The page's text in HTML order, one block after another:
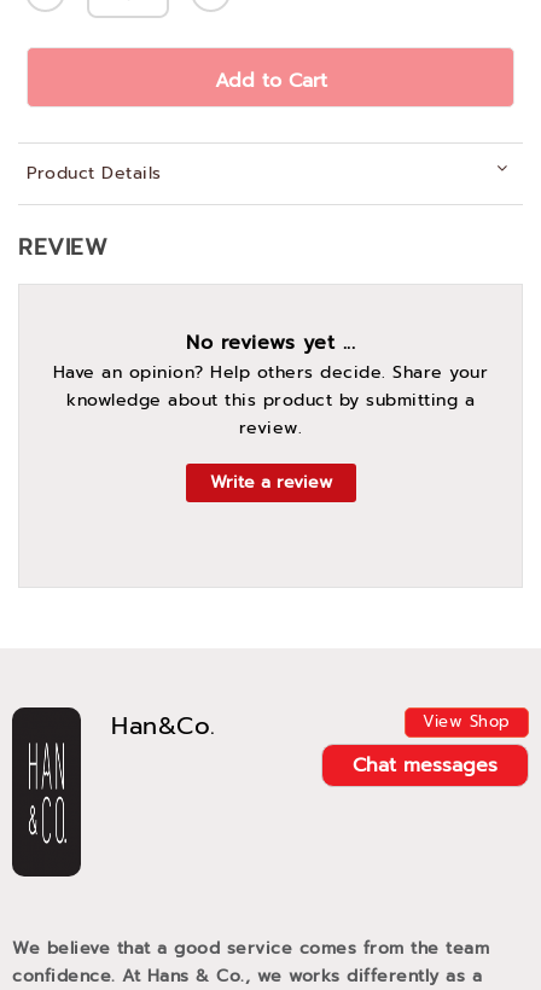
Add to Cart
Product Details
Han&Co. View Shop
Chat messages
We believe that a good service comes from the team
confidence. At Hans & Co., we works differently as a
REVIEW
No reviews yet ...
Have an opinion? Help others decide. Share your
knowledge about this product by submitting a
review.
Write a review